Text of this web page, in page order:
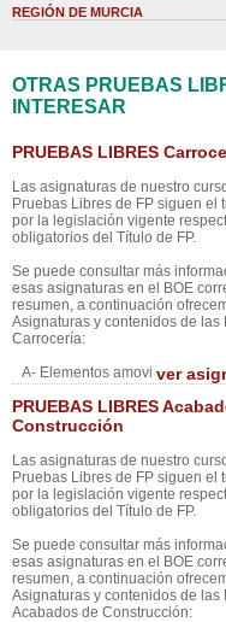
REGIÓN DE MURCIA
OTRAS PRUEBAS
INTERESAR
PRUEBAS LIBRES
Las asignaturas de nuestro
Pruebas Libres de FP siguen el
por la legislación vigente
obligatorios del Título de FP.
Se puede consultar más
esas asignaturas en el BOE
resumen, a continuación
Asignaturas y contenidos de las
Carrocería:
A- Elementos amovi ver
PRUEBAS LIBRES
Construcción
Las asignaturas de nuestro
Pruebas Libres de FP siguen el
por la legislación vigente
obligatorios del Título de FP.
Se puede consultar más
esas asignaturas en el BOE
resumen, a continuación
Asignaturas y contenidos de las
Acabados de Construcción: